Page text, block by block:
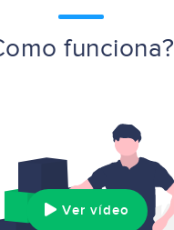
funciona?
Ver vídeo